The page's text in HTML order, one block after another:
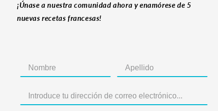
¡Únase a nuestra comunidad ahora y enamórese de 5
nuevas recetas francesas!